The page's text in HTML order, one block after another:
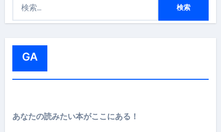
GA
あなたの読みたい本がここにある！